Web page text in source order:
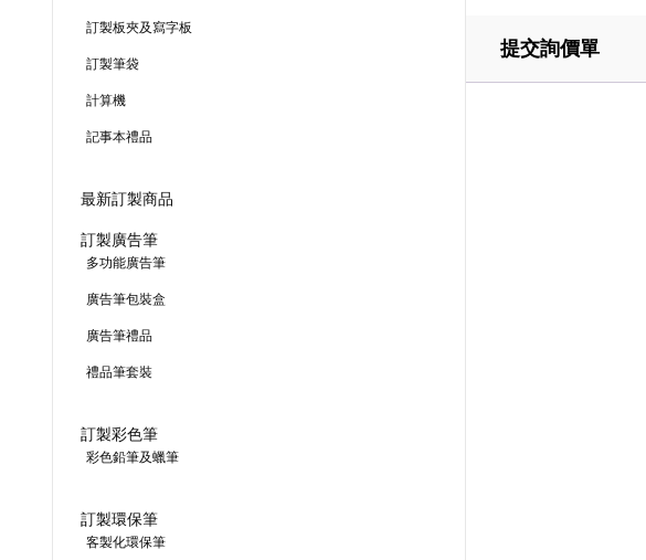
提交詢價單
訂製板夾及寫字板
訂製筆袋
計算機
記事本禮品
最新訂製商品
訂製廣告筆
多功能廣告筆
廣告筆包裝盒
廣告筆禮品
禮品筆套裝
訂製彩色筆
彩色鉛筆及蠟筆
訂製環保筆
客製化環保筆